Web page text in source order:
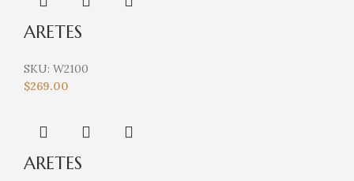
ARETES
SKU: W2100
$269.00
ARETES